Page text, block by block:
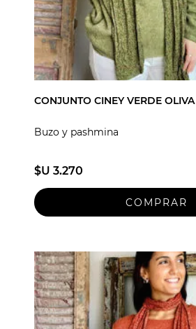
CONJUNTO CINEY VERDE OLIVA
Buzo y pashmina
$U 3.270